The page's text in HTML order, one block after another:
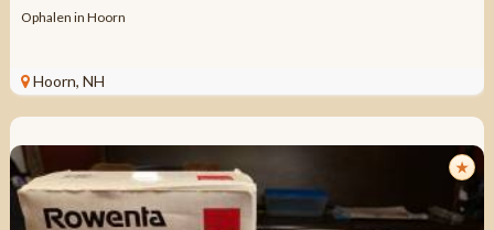
Ophalen in Hoorn
Hoorn, NH
★